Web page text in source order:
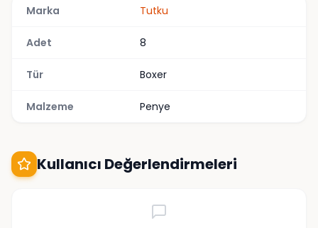
Marka Tutku
Adet 8
Tür Boxer
Malzeme Penye
Kullanıcı Değerlendirmeleri